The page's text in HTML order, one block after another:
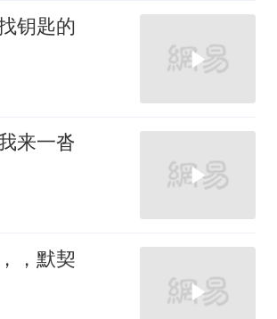
钥匙的
来一沓
，默契